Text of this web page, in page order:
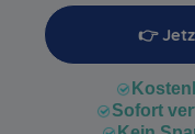
👉
Sofort